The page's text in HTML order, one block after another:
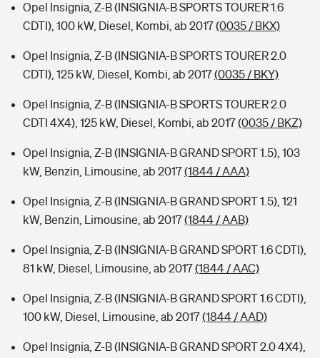
Opel Insignia, Z-B (INSIGNIA-B SPORTS TOURER 1.6
CDTI), 100 kW, Diesel, Kombi, ab 2017(0035 / BKX)
Opel Insignia, Z-B (INSIGNIA-B SPORTS TOURER 2.0
CDTI), 125 kW, Diesel, Kombi, ab 2017(0035 / BKY)
Opel Insignia, Z-B (INSIGNIA-B SPORTS TOURER 2.0
CDTI 4X4), 125 kW, Diesel, Kombi, ab 2017(0035 / BKZ)
Opel Insignia, Z-B (INSIGNIA-B GRAND SPORT 1.5), 103
kW, Benzin, Limousine, ab 2017(1844 / AAA)
Opel Insignia, Z-B (INSIGNIA-B GRAND SPORT 1.5), 121
kW, Benzin, Limousine, ab 2017(1844 / AAB)
Opel Insignia, Z-B (INSIGNIA-B GRAND SPORT 1.6 CDTI),
81 kW, Diesel, Limousine, ab 2017(1844 / AAC)
Opel Insignia, Z-B (INSIGNIA-B GRAND SPORT 1.6 CDTI),
100 kW, Diesel, Limousine, ab 2017(1844 / AAD)
Opel Insignia, Z-B (INSIGNIA-B GRAND SPORT 2.0 4X4),